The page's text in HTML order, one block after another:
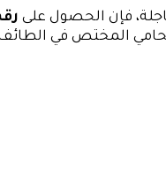
فإن الحصول على
المختص في